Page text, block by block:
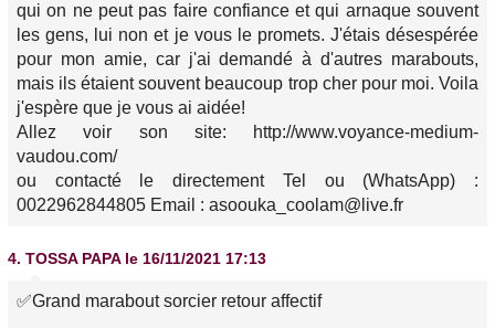
qui on ne peut pas faire confiance et qui arnaque souvent
les gens, lui non et je vous le promets. J'étais désespérée
pour mon amie, car j'ai demandé à d'autres marabouts,
mais ils étaient souvent beaucoup trop cher pour moi. Voila
j'espère que je vous ai aidée!
Allez voir son site: http://www.voyance-medium-
vaudou.com/
ou contacté le directement Tel ou (WhatsApp) :
0022962844805 Email : asoouka_coolam@live.fr
4. TOSSA PAPA le 16/11/2021 17:13
✅Grand marabout sorcier retour affectif